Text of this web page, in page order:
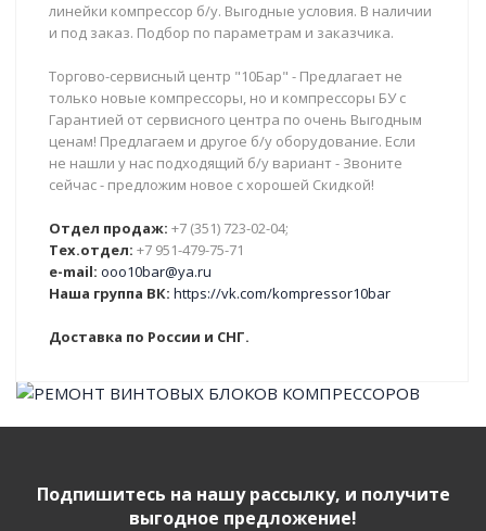
линейки компрессор б/у. Выгодные условия. В наличии
и под заказ. Подбор по параметрам и заказчика.
Торгово-сервисный центр "10Бар" - Предлагает не
только новые компрессоры, но и компрессоры БУ с
Гарантией от сервисного центра по очень Выгодным
ценам! Предлагаем и другое б/у оборудование. Если
не нашли у нас подходящий б/у вариант - Звоните
сейчас - предложим новое с хорошей Скидкой!
Отдел продаж: +7 (351) 723-02-04;
Тех.отдел: +7 951-479-75-71
e-mail: ooo10bar@ya.ru
Наша группа ВК: https://vk.com/kompressor10bar
Доставка по России и СНГ.
Подпишитесь на нашу рассылку, и получите
выгодное предложение!